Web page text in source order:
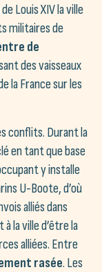
Louis XIV la ville
militaires de
de
des vaisseaux
la France sur les
conflits. Durant la
en tant que base
y installe
U-Boote, d’où
alliés dans
la ville d’être la
alliées. Entre
rasée. Les